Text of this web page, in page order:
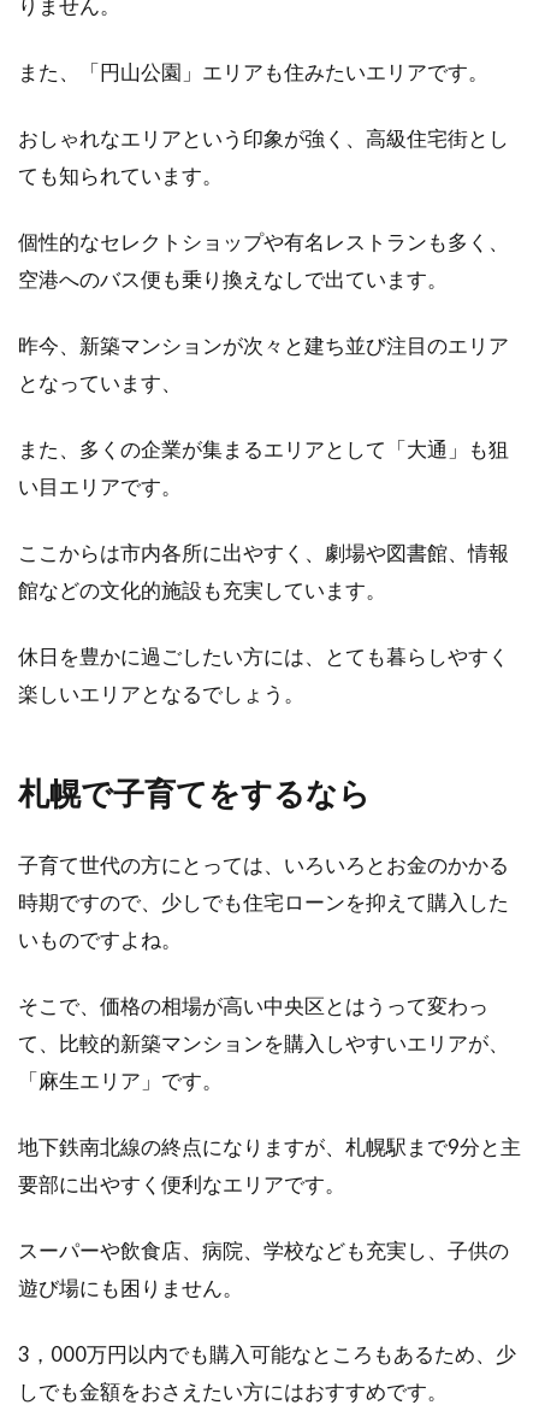
りません。
また、「円山公園」エリアも住みたいエリアです。
おしゃれなエリアという印象が強く、高級住宅街とし
ても知られています。
個性的なセレクトショップや有名レストランも多く、
空港へのバス便も乗り換えなしで出ています。
昨今、新築マンションが次々と建ち並び注目のエリア
となっています、
また、多くの企業が集まるエリアとして「大通」も狙
い目エリアです。
ここからは市内各所に出やすく、劇場や図書館、情報
館などの文化的施設も充実しています。
休日を豊かに過ごしたい方には、とても暮らしやすく
楽しいエリアとなるでしょう。
札幌で子育てをするなら
子育て世代の方にとっては、いろいろとお金のかかる
時期ですので、少しでも住宅ローンを抑えて購入した
いものですよね。
そこで、価格の相場が高い中央区とはうって変わっ
て、比較的新築マンションを購入しやすいエリアが、
「麻生エリア」です。
地下鉄南北線の終点になりますが、札幌駅まで9分と主
要部に出やすく便利なエリアです。
スーパーや飲食店、病院、学校なども充実し、子供の
遊び場にも困りません。
3，000万円以内でも購入可能なところもあるため、少
しでも金額をおさえたい方にはおすすめです。